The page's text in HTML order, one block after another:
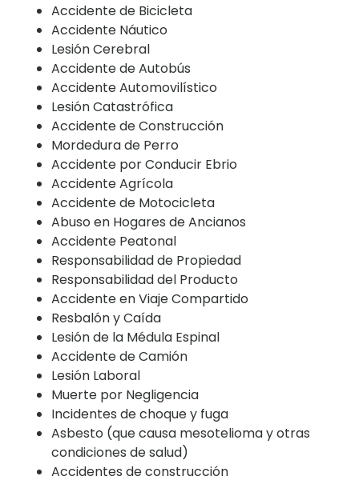
Accidente de Bicicleta
Accidente Náutico
Lesión Cerebral
Accidente de Autobús
Accidente Automovilístico
Lesión Catastrófica
Accidente de Construcción
Mordedura de Perro
Accidente por Conducir Ebrio
Accidente Agrícola
Accidente de Motocicleta
Abuso en Hogares de Ancianos
Accidente Peatonal
Responsabilidad de Propiedad
Responsabilidad del Producto
Accidente en Viaje Compartido
Resbalón y Caída
Lesión de la Médula Espinal
Accidente de Camión
Lesión Laboral
Muerte por Negligencia
Incidentes de choque y fuga
Asbesto (que causa mesotelioma y otras
condiciones de salud)
Accidentes de construcción